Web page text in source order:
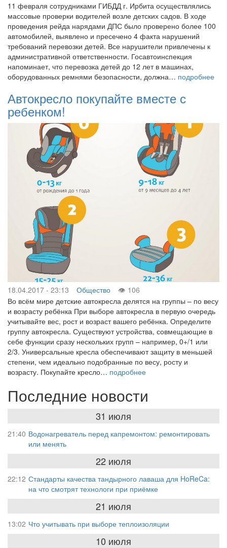
11 февраля сотрудниками ГИБДД г. Ирбита осуществлялись
массовые проверки водителей возле детских садов. В ходе
проведения рейда нарядами ДПС было проверено более 100
автомобилей, выявлено и пресечено 4 факта нарушений
требований перевозки детей. Все нарушители привлечены к
административной ответственности. Госавтоинспекция
напоминает, что перевозка детей до 12 лет в машинах,
оборудованных ремнями безопасности, должна… подробнее
Автокресло покупайте вместе с
ребенком!
18.04.2017 - 23:13 Общество
106
Во всём мире детские автокресла делятся на группы – по весу
и возрасту ребёнка При выборе автокресла в первую очередь
учитывайте вес, рост и возраст вашего ребёнка. Определите
группу автокресла. Существуют устройства, совмещающие в
себе функции сразу нескольких групп – например, 0+/1 или
2/3. Универсальные кресла обеспечивают защиту в меньшей
степени, чем идеально подобранные по весу, росту и
возрасту. Покупайте кресло… подробнее
Последние новости
31 июля
21:40 Водонагреватель перед капремонтом: ремонтировать
или менять
22 июля
22:12 Стандарты качества тандырного лаваша для HoReCa:
на что смотрят технологи при приёмке
21 июля
13:02 Что учитывать при выборе теплоизоляции
10 июля